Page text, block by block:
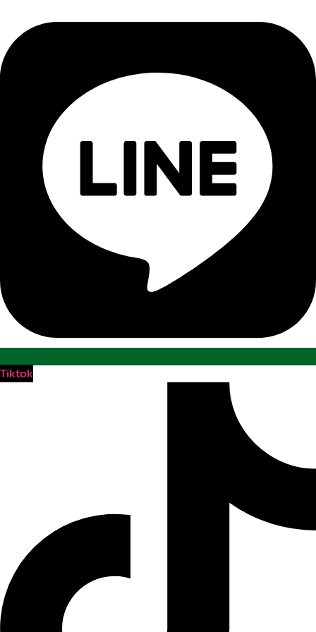
Tiktok